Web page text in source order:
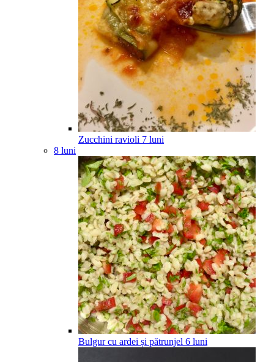
Zucchini ravioli 7 luni
8 luni
Bulgur cu ardei și pătrunjel 6 luni